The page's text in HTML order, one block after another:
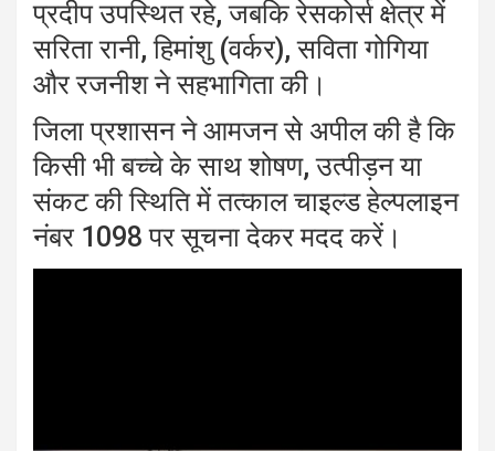
प्रदीप उपस्थित रहे, जबकि रेसकोर्स क्षेत्र में
सरिता रानी, हिमांशु (वर्कर), सविता गोगिया
और रजनीश ने सहभागिता की।
जिला प्रशासन ने आमजन से अपील की है कि
किसी भी बच्चे के साथ शोषण, उत्पीड़न या
संकट की स्थिति में तत्काल चाइल्ड हेल्पलाइन
नंबर 1098 पर सूचना देकर मदद करें।